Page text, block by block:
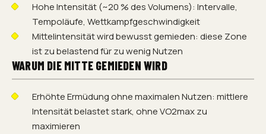
Hohe Intensität (~20 % des Volumens): Intervalle,
Tempoläufe, Wettkampfgeschwindigkeit
Mittelintensität wird bewusst gemieden: diese Zone
ist zu belastend für zu wenig Nutzen
WARUM DIE MITTE GEMIEDEN WIRD
Erhöhte Ermüdung ohne maximalen Nutzen: mittlere
Intensität belastet stark, ohne VO2max zu
maximieren